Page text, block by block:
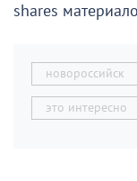
shares
новороссийск
это интересно